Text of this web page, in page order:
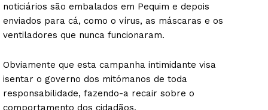
noticiários são embalados em Pequim e depois
enviados para cá, como o vírus, as máscaras e os
ventiladores que nunca funcionaram.
Obviamente que esta campanha intimidante visa
isentar o governo dos mitómanos de toda
responsabilidade, fazendo-a recair sobre o
comportamento dos cidadãos.